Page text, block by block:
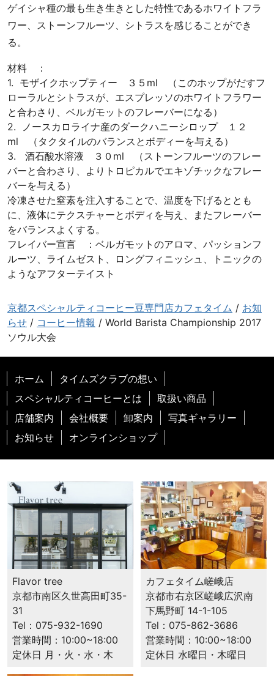
ゲイシャ種の最も生き生きとした特性であるホワイトフラ
ワー、ストーンフルーツ、シトラスを感じることができ
る。
材料 ：
1. モザイクホップティー ３５ml （このホップがだすフ
ローラルとシトラスが、エスプレッソのホワイトフラワー
と合わさり、ベルガモットのフレーバーになる）
2. ノースカロライナ産のダークハニーシロップ １２
ml （タクタイルのバランスとボディーを与える）
3. 酒石酸水溶液 ３０ml （ストーンフルーツのフレー
バーと合わさり、よりトロピカルでエキゾチックなフレー
バーを与える）
冷凍させた窒素を注入することで、温度を下げるととも
に、液体にテクスチャーとボディを与え、またフレーバー
をバランスよくする。
フレイバー宣言 ：ベルガモットのアロマ、パッションフ
ルーツ、ライムゼスト、ロングフィニッシュ、トニックの
ようなアフターテイスト
京都スペシャルティコーヒー豆専門店カフェタイム / お知
らせ / コーヒー情報 / World Barista Championship 2017
ソウル大会
ホーム
タイムズクラブの想い
スペシャルティコーヒーとは
取扱い商品
店舗案内
会社概要 卸案内
写真ギャラリー
お知らせ
オンラインショップ
Flavor tree
京都市南区久世高田町35-
31
Tel：075-932-1690
営業時間：10:00~18:00
定休日 月・火・水・木
カフェタイム嵯峨店
京都市右京区嵯峨広沢南
下馬野町 14-1-105
Tel：075-862-3686
営業時間：10:00~18:00
定休日 水曜日・木曜日